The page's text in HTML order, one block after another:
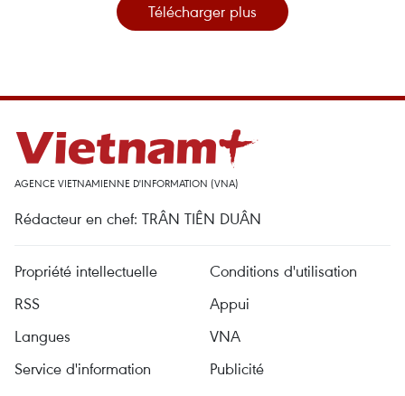
Télécharger plus
AGENCE VIETNAMIENNE D'INFORMATION (VNA)
Rédacteur en chef: TRÂN TIÊN DUÂN
Propriété intellectuelle
Conditions d'utilisation
RSS
Appui
Langues
VNA
Service d'information
Publicité